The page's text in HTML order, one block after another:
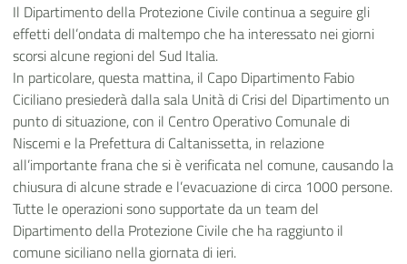
Il Dipartimento della Protezione Civile continua a seguire gli
effetti dell’ondata di maltempo che ha interessato nei giorni
scorsi alcune regioni del Sud Italia.
In particolare, questa mattina, il Capo Dipartimento Fabio
Ciciliano presiederà dalla sala Unità di Crisi del Dipartimento un
punto di situazione, con il Centro Operativo Comunale di
Niscemi e la Prefettura di Caltanissetta, in relazione
all’importante frana che si è verificata nel comune, causando la
chiusura di alcune strade e l’evacuazione di circa 1000 persone.
Tutte le operazioni sono supportate da un team del
Dipartimento della Protezione Civile che ha raggiunto il
comune siciliano nella giornata di ieri.